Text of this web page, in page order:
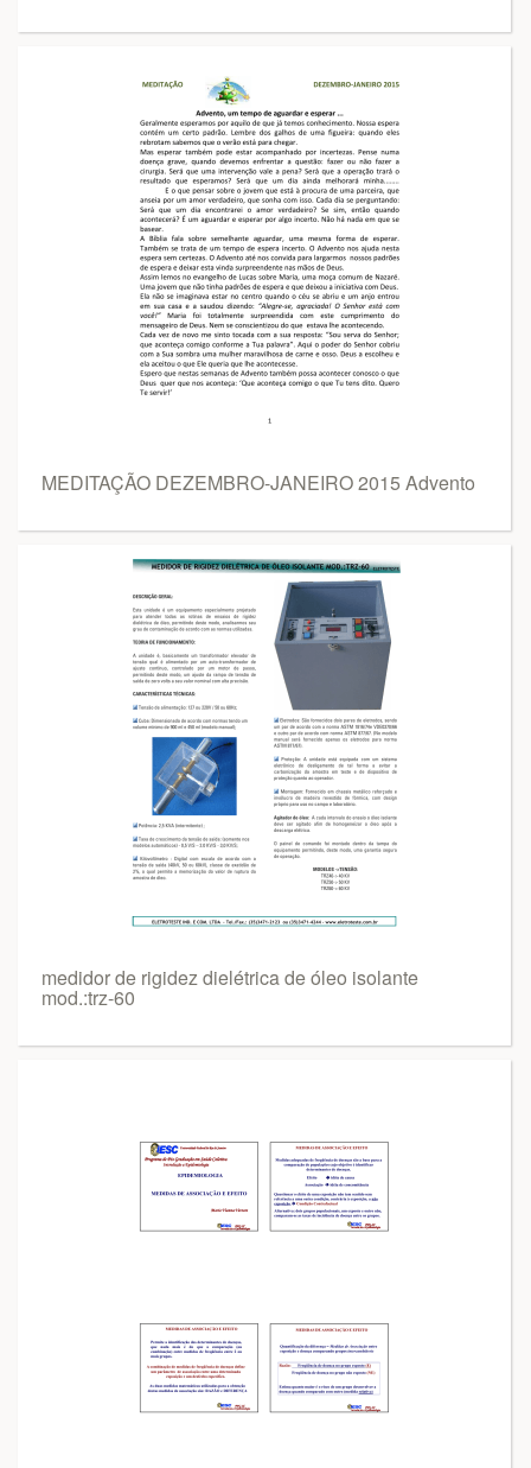
MEDITAÇÃO DEZEMBRO-JANEIRO 2015 Advento
medidor de rigidez dielétrica de óleo isolante
mod.:trz-60